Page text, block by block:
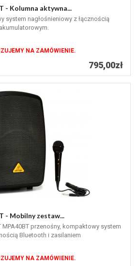
- Kolumna aktywna...
system nagłośnieniowy z łącznością
NA ZAMÓWIENIE.
795,00zł
- Mobilny zestaw...
MPA40BT przenośny, kompaktowy system
Bluetooth i zasilaniem
NA ZAMÓWIENIE.